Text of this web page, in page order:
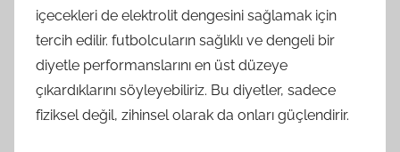
içecekleri de elektrolit dengesini sağlamak için
tercih edilir. futbolcuların sağlıklı ve dengeli bir
diyetle performanslarını en üst düzeye
çıkardıklarını söyleyebiliriz. Bu diyetler, sadece
fiziksel değil, zihinsel olarak da onları güçlendirir.